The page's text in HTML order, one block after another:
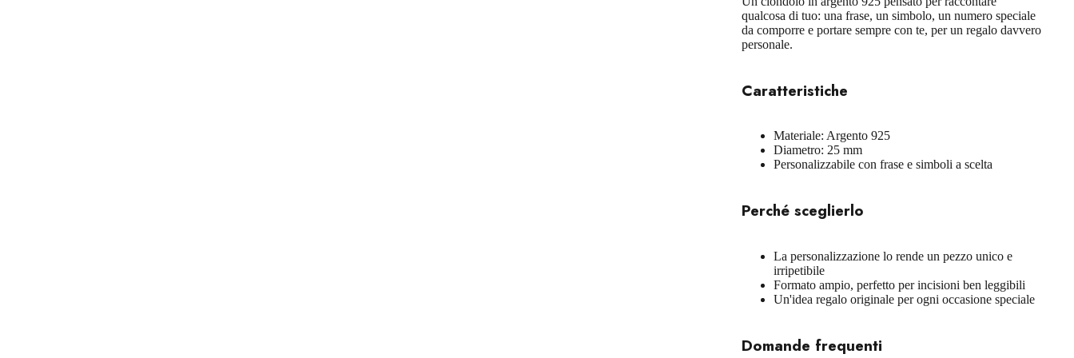
qualcosa di tuo: una frase, un simbolo, un numero speciale
da comporre e portare sempre con te, per un regalo davvero
personale.
Caratteristiche
Materiale: Argento 925
Diametro: 25 mm
Personalizzabile con frase e simboli a scelta
Perché sceglierlo
La personalizzazione lo rende un pezzo unico e
irripetibile
Formato ampio, perfetto per incisioni ben leggibili
Un'idea regalo originale per ogni occasione speciale
Domande frequenti